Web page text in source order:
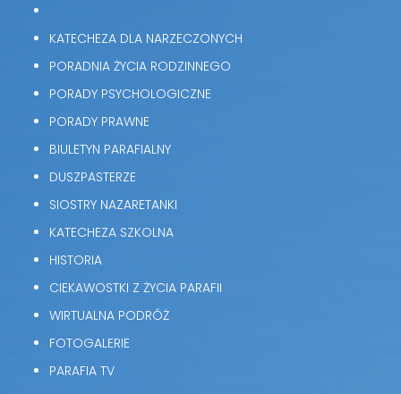
KATECHEZA DLA NARZECZONYCH
PORADNIA ŻYCIA RODZINNEGO
PORADY PSYCHOLOGICZNE
PORADY PRAWNE
BIULETYN PARAFIALNY
DUSZPASTERZE
SIOSTRY NAZARETANKI
KATECHEZA SZKOLNA
HISTORIA
CIEKAWOSTKI Z ŻYCIA PARAFII
WIRTUALNA PODRÓŻ
FOTOGALERIE
PARAFIA TV